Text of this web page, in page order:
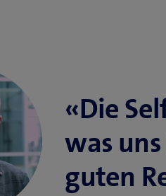
«Die
was
guten